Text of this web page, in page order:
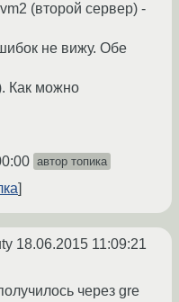
(второй сервер) -
не вижу. Обе
Как можно
автор топика
18.06.2015 11:09:21
через gre